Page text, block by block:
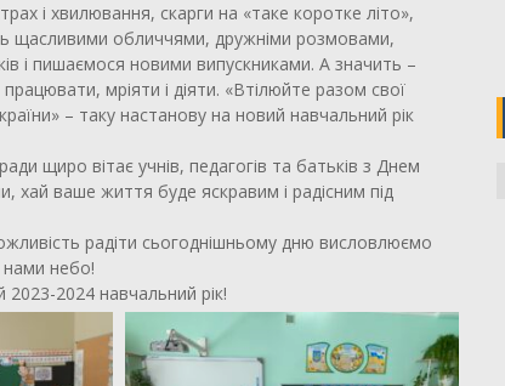
і хвилювання, скарги на «таке коротке літо»,
щасливими обличчями, дружніми розмовами,
і пишаємося новими випускниками. А значить –
мріяти і діяти. «Втілюйте разом свої
– таку настанову на новий навчальний рік
щиро вітає учнів, педагогів та батьків з Днем
хай ваше життя буде яскравим і радісним під
радіти сьогоднішньому дню висловлюємо
нами небо!
2024 навчальний рік!